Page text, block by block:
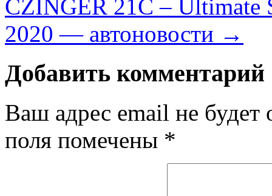
CZINGER 21C – Ultimate
2020 — автоновости →
Добавить комментарий
Ваш адрес email не будет
поля помечены *